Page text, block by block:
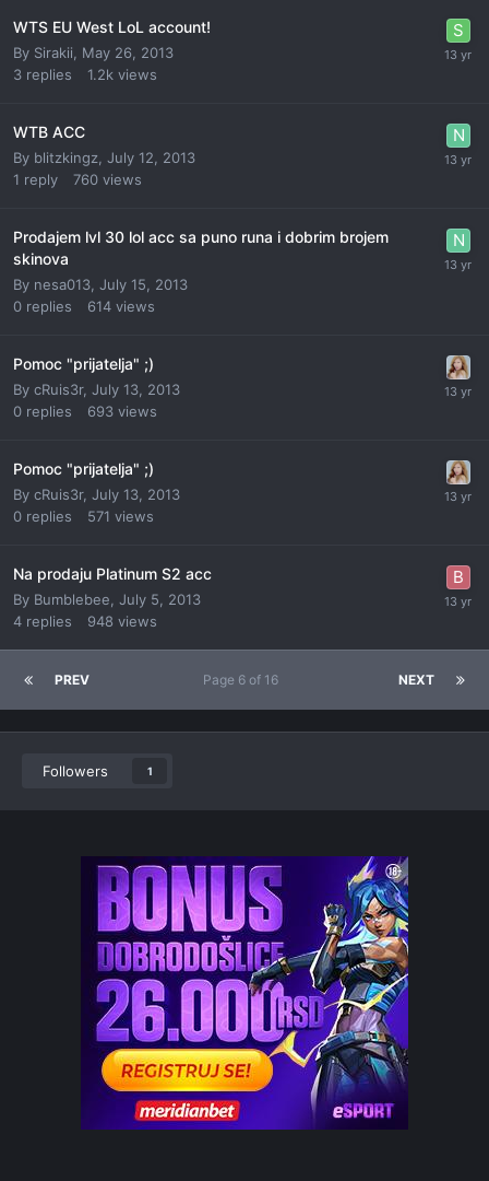
WTS EU West LoL account!
By Sirakii
May 26, 2013
3 replies 1.2k views
WTB ACC
By blitzkingz July 12, 2013
1 reply 760 views
Prodajem lvl 30 lol acc sa puno runa i dobrim brojem
skinova
By nesa013 July 15, 2013
0 replies 614 views
Pomoc "prijatelja" ;)
By cRuis3r, July 13, 2013
0 replies 693 views
Pomoc "prijatelja" ;)
By cRuis3r, July 13, 2013
0 replies 571 views
Na prodaju Platinum S2 acc
By Bumblebee July 5, 2013
4 replies 948 views
PREV NEXT
Page 6 of 16
Followers 1